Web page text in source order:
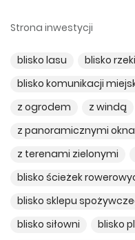
Strona inwestycji
blisko lasu blisko rzeki
blisko komunikacji
z ogrodem
z windą
z panoramicznymi
z terenami zielonymi
blisko ścieżek
blisko sklepu
blisko siłowni
blisko